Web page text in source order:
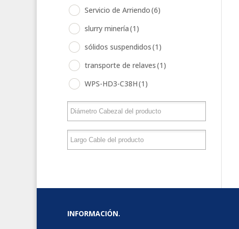
Servicio de Arriendo(6)
slurry minería(1)
sólidos suspendidos(1)
transporte de relaves(1)
WPS-HD3-C38H(1)
INFORMACIÓN.